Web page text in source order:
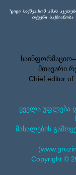
მთავარი
Chief editor of
ყველა უფლება
მასალების
Copyright ©